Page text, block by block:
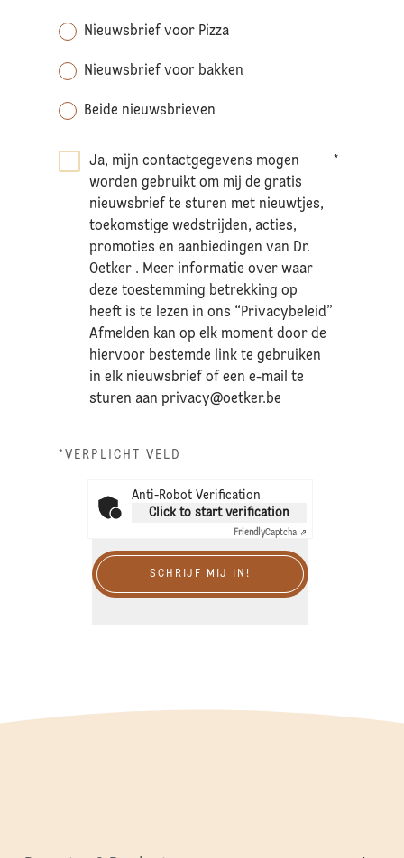
Nieuwsbrief voor Pizza
Nieuwsbrief voor bakken
Beide nieuwsbrieven
Ja, mijn contactgegevens mogen
worden gebruikt om mij de gratis
nieuwsbrief te sturen met nieuwtjes,
toekomstige wedstrijden, acties,
promoties en aanbiedingen van Dr.
Oetker . Meer informatie over waar
deze toestemming betrekking op
heeft is te lezen in ons “Privacybeleid”
Afmelden kan op elk moment door de
hiervoor bestemde link te gebruiken
in elk nieuwsbrief of een e-mail te
sturen aanprivacy@oetker.be
*
*VERPLICHT VELD
Anti-Robot Verification
Click to start verification
FriendlyCaptcha ⇗
SCHRIJF MIJ IN!